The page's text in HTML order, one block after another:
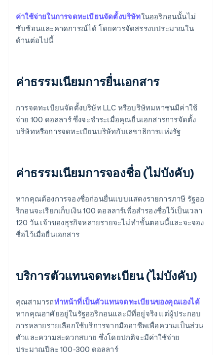
ค่าใช้จ่ายในการจดทะเบียนจัดตั้งบริษัทในออริกอนนั้นไม่
ซับซ้อนและคาดการณ์ได้ โดยควรจัดสรรงบประมาณใน
ด้านต่อไปนี้
ค่าธรรมเนียมการยื่นเอกสาร
การจดทะเบียนจัดตั้งบริษัท LLC หรือบริษัทมหาชนมีค่าใช้
จ่าย 100 ดอลลาร์ ซึ่งจะชำระเมื่อคุณยื่นเอกสารการจัดตั้ง
บริษัทหรือการจดทะเบียนบริษัทกับเลขาธิการแห่งรัฐ
ค่าธรรมเนียมการจองชื่อ (ไม่บังคับ)
หากคุณต้องการจองชื่อก่อนยื่นแบบแสดงรายการภาษี รัฐออ
ริกอนจะเรียกเก็บเงิน 100 ดอลลาร์เพื่อสำรองชื่อไว้เป็นเวลา
120 วัน เจ้าของธุรกิจหลายรายจะไม่ทำขั้นตอนนี้และจะจอง
ชื่อไว้เมื่อยื่นเอกสาร
บริการตัวแทนจดทะเบียน (ไม่บังคับ)
คุณสามารถทำหน้าที่เป็นตัวแทนจดทะเบียนของคุณเองได้
หากคุณอาศัยอยู่ในรัฐออริกอนและมีที่อยู่จริง แต่ผู้ประกอบ
การหลายรายเลือกใช้บริการจากมืออาชีพเพื่อความเป็นส่วน
ตัวและความสะดวกสบาย ซึ่งโดยปกติจะมีค่าใช้จ่าย
ประมาณปีละ 100-300 ดอลลาร์